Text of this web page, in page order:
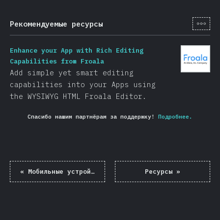
Рекомендуемые ресурсы [ru-
Enhance your App with Rich Editing
Capabilities from Froala
Add simple yet smart editing
capabilities into your Apps using
the WYSIWYG HTML Froala Editor.
Спасибо нашим партнёрам за поддержку! Подробнее.
« Мобильные устройства и десктоп Ресурсы »